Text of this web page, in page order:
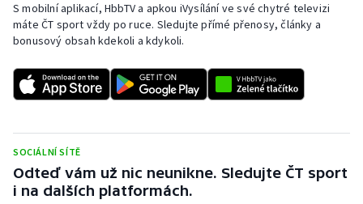
Volejbal
S mobilní aplikací, HbbTV a apkou iVysílání ve své chytré televizi
máte ČT sport vždy po ruce. Sledujte přímé přenosy, články a
bonusový obsah kdekoli a kdykoli.
SOCIÁLNÍ SÍTĚ
Odteď vám už nic neunikne. Sledujte ČT sport
i na dalších platformách.